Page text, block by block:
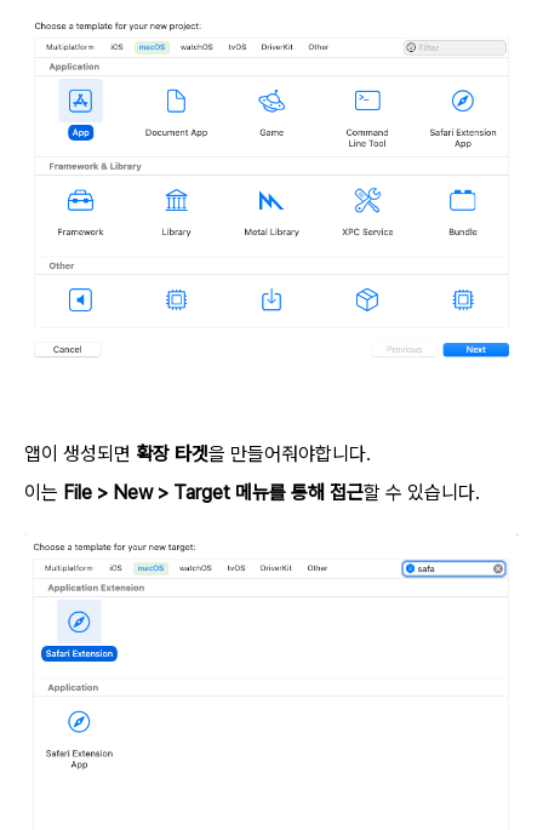
앱이 생성되면 확장 타겟을 만들어줘야합니다.
이는 File > New > Target 메뉴를 통해 접근할 수 있습니다.